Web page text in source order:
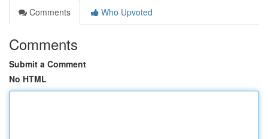
Comments
Who Upvoted
Comments
Submit a Comment
No HTML